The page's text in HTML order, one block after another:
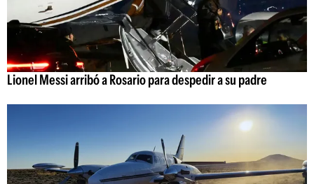
Lionel Messi arribó a Rosario para despedir a su padre